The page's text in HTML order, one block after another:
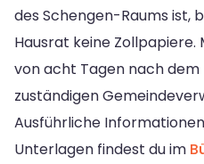
des Schengen-Raums ist,
Hausrat keine
von acht Tagen nach dem
zuständigen
Ausführliche
Unterlagen findest du im